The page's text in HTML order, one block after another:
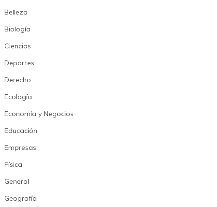
Belleza
Biología
Ciencias
Deportes
Derecho
Ecología
Economía y Negocios
Educación
Empresas
Física
General
Geografía